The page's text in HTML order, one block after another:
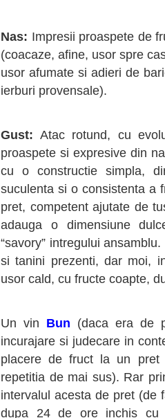
Nas: Impresii proaspete de
(coacaze, afine, usor spre
usor afumate si adieri de
ierburi provensale).
Gust:Atac rotund, cu
proaspete si expresive din
cu o constructie simpla,
suculenta si o consistenta a
pret, competent ajutate de
adauga o dimensiune
“savory” intregului
si tanini prezenti, dar moi,
usor cald, cu fructe coapte,
Un vin Bun (daca era de
incurajare si judecare in
placere de fruct la un pret
repetitia de mai sus). Rar
intervalul acesta de pret (de
dupa 24 de ore inchis cu